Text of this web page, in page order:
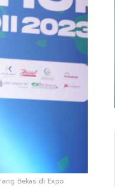
Bekas di Expo